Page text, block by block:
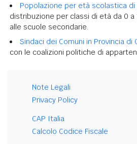
Popolazione per età scolastica di
distribuzione per classi di età da 0 a
alle scuole secondarie.
Sindaci dei Comuni in Provincia di
con le coalizioni politiche di
Note Legali
Privacy Policy
CAP Italia
Calcolo Codice Fiscale